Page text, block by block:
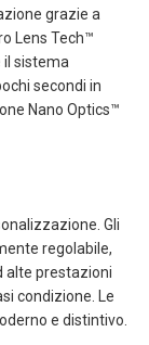
grazie a
Lens Tech™
sistema
secondi in
Nano Optics™
Gli
regolabile,
alte prestazioni
condizione. Le
e distintivo.